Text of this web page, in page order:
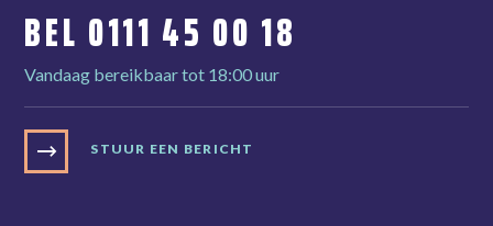
BEL 0111 45 00 18
Vandaag bereikbaar tot 18:00 uur
STUUR EEN BERICHT